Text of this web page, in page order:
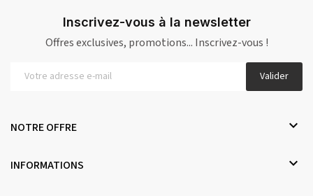
Inscrivez-vous à la newsletter
Offres exclusives, promotions... Inscrivez-vous !
Valider
NOTRE OFFRE 
INFORMATIONS 